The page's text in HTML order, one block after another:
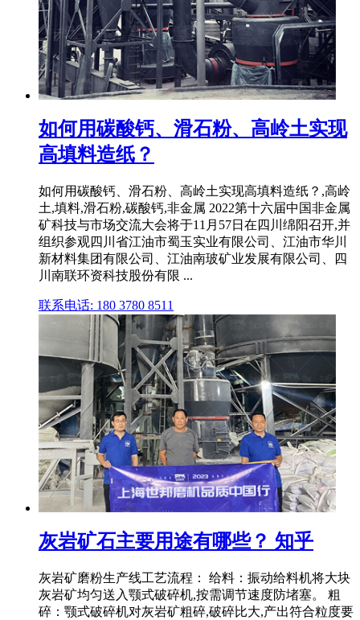
如何用碳酸钙、滑石粉、高岭土实现
高填料造纸？
如何用碳酸钙、滑石粉、高岭土实现高填料造纸？,高岭
土,填料,滑石粉,碳酸钙,非金属 2022第十六届中国非金属
矿科技与市场交流大会将于11月57日在四川绵阳召开,并
组织参观四川省江油市蜀玉实业有限公司、江油市华川
新材料集团有限公司、江油南玻矿业发展有限公司、四
川南联环资科技股份有限 ...
联系电话: 180 3780 8511
灰岩矿石主要用途有哪些？ 知乎
灰岩矿磨粉生产线工艺流程： 给料：振动给料机将大块
灰岩矿均匀送入颚式破碎机,按需调节速度防堵塞。 粗
碎：颚式破碎机对灰岩矿粗碎,破碎比大,产出符合粒度要